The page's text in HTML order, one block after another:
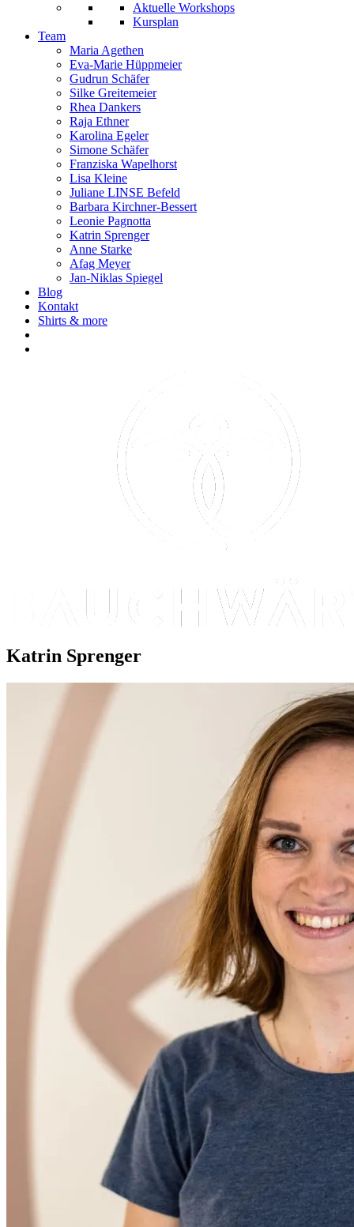
Aktuelle Workshops
Kursplan
Team
Maria Agethen
Eva-Marie Hüppmeier
Gudrun Schäfer
Silke Greitemeier
Rhea Dankers
Raja Ethner
Karolina Egeler
Simone Schäfer
Franziska Wapelhorst
Lisa Kleine
Juliane LINSE Befeld
Barbara Kirchner-Bessert
Leonie Pagnotta
Katrin Sprenger
Anne Starke
Afag Meyer
Jan-Niklas Spiegel
Blog
Kontakt
Shirts & more
Katrin Sprenger